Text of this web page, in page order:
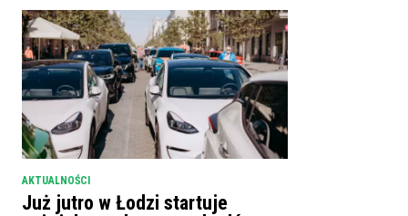
AKTUALNOŚCI
Już jutro w Łodzi startuje